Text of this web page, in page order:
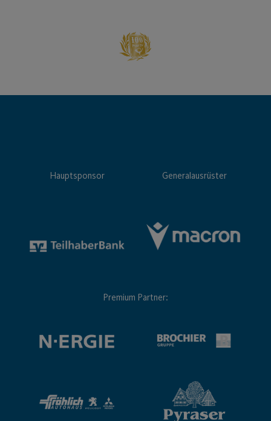
Hauptsponsor Generalausrüster
Premium Partner: